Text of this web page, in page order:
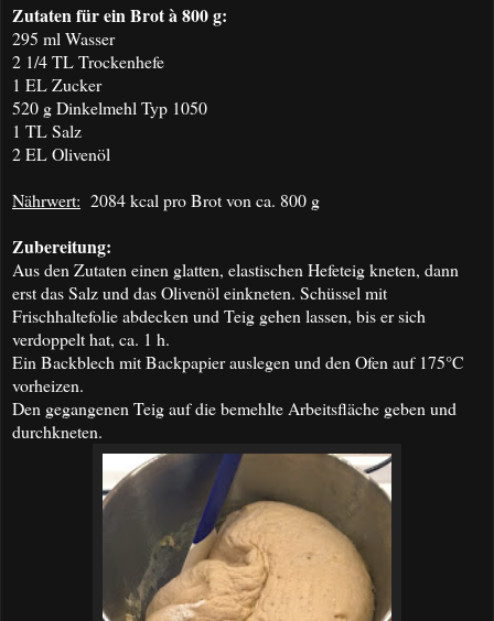
Zutaten für ein Brot à 800 g:
295 ml Wasser
2 1/4 TL Trockenhefe
1 EL Zucker
520 g Dinkelmehl Typ 1050
1 TL Salz
2 EL Olivenöl
Nährwert: 2084 kcal pro Brot von ca. 800 g
Zubereitung:
Aus den Zutaten einen glatten, elastischen Hefeteig kneten, dann
erst das Salz und das Olivenöl einkneten. Schüssel mit
Frischhaltefolie abdecken und Teig gehen lassen, bis er sich
verdoppelt hat, ca. 1 h.
Ein Backblech mit Backpapier auslegen und den Ofen auf 175°C
vorheizen.
Den gegangenen Teig auf die bemehlte Arbeitsfläche geben und
durchkneten.